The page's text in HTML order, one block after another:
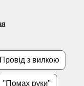
Провід з вилкою
"Помах руки"